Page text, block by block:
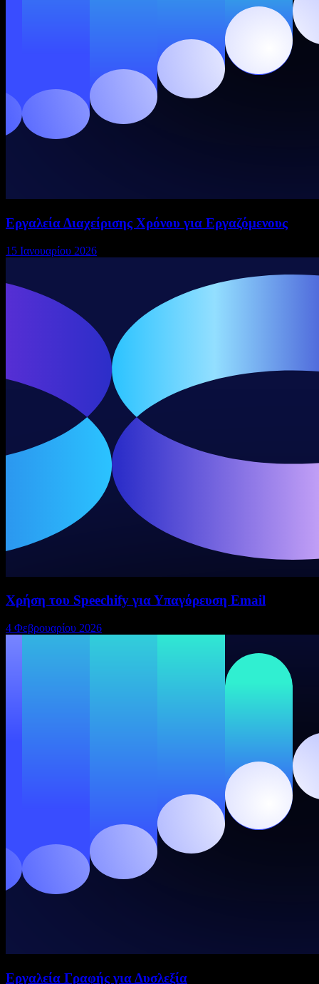
Εργαλεία Διαχείρισης Χρόνου για Εργαζόμενους
15 Ιανουαρίου 2026
Χρήση του Speechify για Υπαγόρευση Email
4 Φεβρουαρίου 2026
Εργαλεία Γραφής για Δυσλεξία